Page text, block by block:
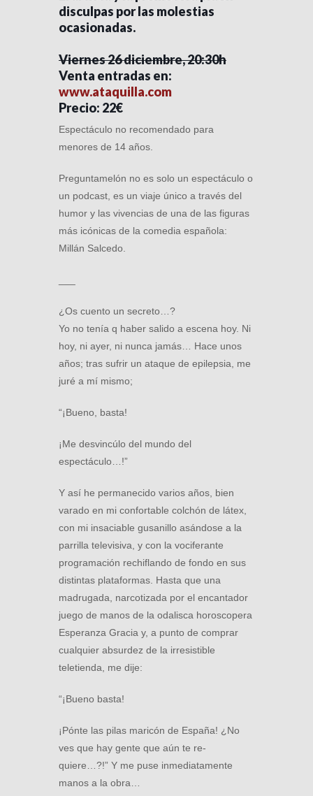
disculpas por las molestias
ocasionadas.
Viernes 26 diciembre, 20:30h
Venta entradas en:
www.ataquilla.com
Precio: 22€
Espectáculo no recomendado para
menores de 14 años.
Preguntamelón no es solo un espectáculo o
un podcast, es un viaje único a través del
humor y las vivencias de una de las figuras
más icónicas de la comedia española:
Millán Salcedo.
¿Os cuento un secreto…?
Yo no tenía q haber salido a escena hoy. Ni
hoy, ni ayer, ni nunca jamás… Hace unos
años; tras sufrir un ataque de epilepsia, me
juré a mí mismo;
“¡Bueno, basta!
¡Me desvincúlo del mundo del
espectáculo…!”
Y así he permanecido varios años, bien
varado en mi confortable colchón de látex,
con mi insaciable gusanillo asándose a la
parrilla televisiva, y con la vociferante
programación rechiflando de fondo en sus
distintas plataformas. Hasta que una
madrugada, narcotizada por el encantador
juego de manos de la odalisca horoscopera
Esperanza Gracia y, a punto de comprar
cualquier absurdez de la irresistible
teletienda, me dije:
“¡Bueno basta!
¡Pónte las pilas maricón de España! ¿No
ves que hay gente que aún te re-
quiere…?!” Y me puse inmediatamente
manos a la obra…